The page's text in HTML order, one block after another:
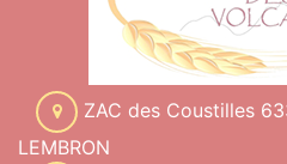
ZAC des Coustilles
LEMBRON